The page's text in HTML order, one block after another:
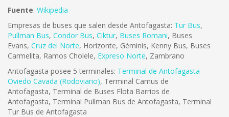
Fuente: Wikipedia
Empresas de buses que salen desde Antofagasta: Tur Bus,
Pullman Bus, Condor Bus, Ciktur, Buses Romani, Buses
Evans, Cruz del Norte, Horizonte, Géminis, Kenny Bus, Buses
Carmelita, Ramos Cholele, Expreso Norte, Zambrano
Antofagasta posee 5 terminales: Terminal de Antofagasta
Oviedo Cavada (Rodoviario), Terminal Camus de
Antofagasta, Terminal de Buses Flota Barrios de
Antofagasta, Terminal Pullman Bus de Antofagasta, Terminal
Tur Bus de Antofagasta